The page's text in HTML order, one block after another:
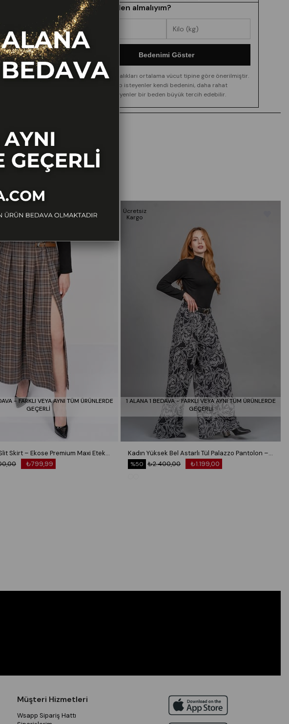
Hangi beden almalıyım?
Bedenimi Göster
Boy ve kilo aralıkları ortalama vücut tipine göre önerilmiştir.
Daha dar kalıp isteyenler kendi bedenini, daha rahat
görünüm isteyenler bir beden büyük tercih edebilir.
- FARKLI VEYA AYNI TÜM ÜRÜNLERDE
GEÇERLİ
Royal Plaid Slit Skirt – Ekose Premium Maxi Etek 6831
₺799,99
1 ALANA 1 BEDAVA - FARKLI VEYA AYNI TÜM ÜRÜNLERDE
GEÇERLİ
Kadın Yüksek Bel Astarlı Tül Palazzo Pantolon – Lastikli Bel Bol Paça Esnek 30342
₺1.199,00
₺2.400,00
%50
Ücretsiz
Kargo
Müşteri Hizmetleri
Wsapp Sipariş Hattı